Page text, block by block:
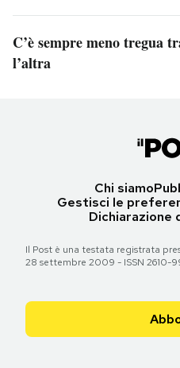
C’è sempre meno tregua
l’altra
Chi siamo
Gestisci le
Dichiarazione
Il Post è una testata registrata
28 settembre 2009 - ISSN 2610-